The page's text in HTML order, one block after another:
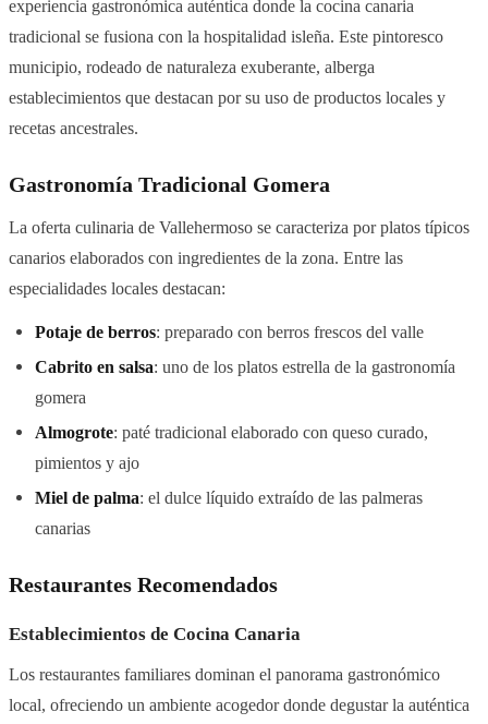
experiencia gastronómica auténtica donde la cocina canaria
tradicional se fusiona con la hospitalidad isleña. Este pintoresco
municipio, rodeado de naturaleza exuberante, alberga
establecimientos que destacan por su uso de productos locales y
recetas ancestrales.
Gastronomía Tradicional Gomera
La oferta culinaria de Vallehermoso se caracteriza por platos típicos
canarios elaborados con ingredientes de la zona. Entre las
especialidades locales destacan:
Potaje de berros: preparado con berros frescos del valle
Cabrito en salsa: uno de los platos estrella de la gastronomía
gomera
Almogrote: paté tradicional elaborado con queso curado,
pimientos y ajo
Miel de palma: el dulce líquido extraído de las palmeras
canarias
Restaurantes Recomendados
Establecimientos de Cocina Canaria
Los restaurantes familiares dominan el panorama gastronómico
local, ofreciendo un ambiente acogedor donde degustar la auténtica